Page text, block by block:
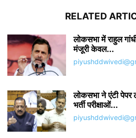
RELATED
लोकसभा में राहुल
मंजूरी केवल...
लोकसभा ने एंटी पेपर
भर्ती परीक्षाओं...